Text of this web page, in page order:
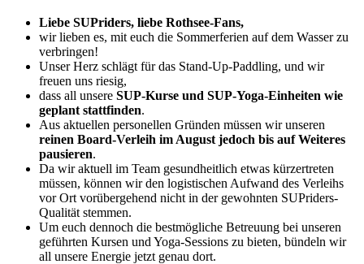
Liebe SUPriders, liebe Rothsee-Fans,
wir lieben es, mit euch die Sommerferien auf dem Wasser zu
verbringen!
Unser Herz schlägt für das Stand-Up-Paddling, und wir
freuen uns riesig,
dass all unsere SUP-Kurse und SUP-Yoga-Einheiten wie
geplant stattfinden.
Aus aktuellen personellen Gründen müssen wir unseren
reinen Board-Verleih im August jedoch bis auf Weiteres
pausieren.
Da wir aktuell im Team gesundheitlich etwas kürzertreten
müssen, können wir den logistischen Aufwand des Verleihs
vor Ort vorübergehend nicht in der gewohnten SUPriders-
Qualität stemmen.
Um euch dennoch die bestmögliche Betreuung bei unseren
geführten Kursen und Yoga-Sessions zu bieten, bündeln wir
all unsere Energie jetzt genau dort.